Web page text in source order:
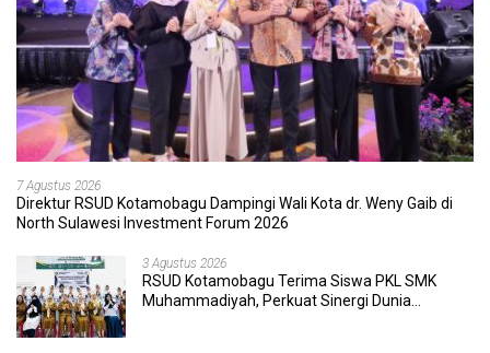
7 Agustus 2026
Direktur RSUD Kotamobagu Dampingi Wali Kota dr. Weny Gaib di
North Sulawesi Investment Forum 2026
3 Agustus 2026
RSUD Kotamobagu Terima Siswa PKL SMK
Muhammadiyah, Perkuat Sinergi Dunia